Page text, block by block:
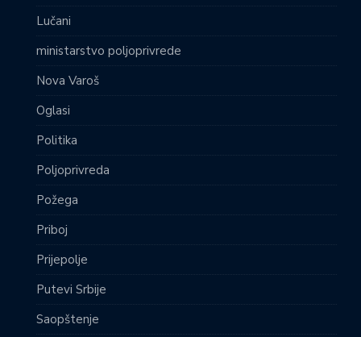
Lučani
ministarstvo poljoprivrede
Nova Varoš
Oglasi
Politika
Poljoprivreda
Požega
Priboj
Prijepolje
Putevi Srbije
Saopštenje